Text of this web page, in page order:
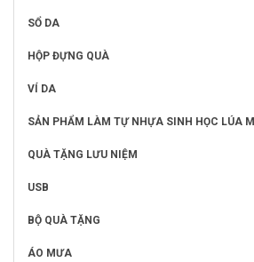
SỔ DA
HỘP ĐỰNG QUÀ
VÍ DA
SẢN PHẨM LÀM TỰ NHỰA SINH HỌC LÚA MÌ
QUÀ TẶNG LƯU NIỆM
USB
BỘ QUÀ TẶNG
ÁO MƯA